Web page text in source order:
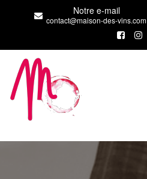
Notre e-mail
contact@maison-des-vins.com